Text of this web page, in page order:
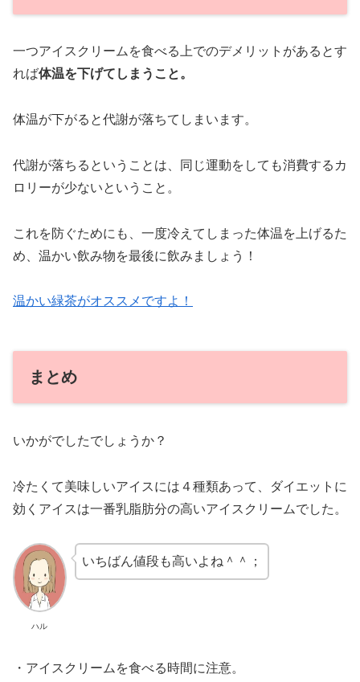
一つアイスクリームを食べる上でのデメリットがあるとす
れば体温を下げてしまうこと。
体温が下がると代謝が落ちてしまいます。
代謝が落ちるということは、同じ運動をしても消費するカ
ロリーが少ないということ。
これを防ぐためにも、一度冷えてしまった体温を上げるた
め、温かい飲み物を最後に飲みましょう！
温かい緑茶がオススメですよ！
まとめ
いかがでしたでしょうか？
冷たくて美味しいアイスには４種類あって、ダイエットに
効くアイスは一番乳脂肪分の高いアイスクリームでした。
ハル
いちばん値段も高いよね＾＾；
・アイスクリームを食べる時間に注意。